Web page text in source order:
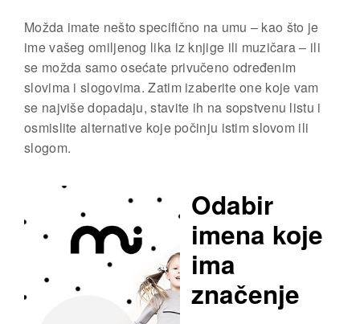
Možda imate nešto specifično na umu – kao što je
ime vašeg omiljenog lika iz knjige ili muzičara – ili
se možda samo osećate privučeno određenim
slovima i slogovima. Zatim izaberite one koje vam
se najviše dopadaju, stavite ih na sopstvenu listu i
osmislite alternative koje počinju istim slovom ili
slogom.
Odabir
imena koje
ima
značenje